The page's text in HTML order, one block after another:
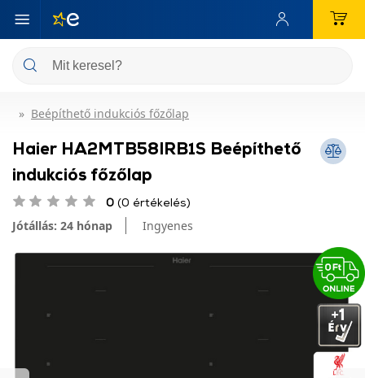
Beépíthető indukciós főzőlap
Haier HA2MTB58IRB1S Beépíthető
indukciós főzőlap
0 (0 értékelés)
Jótállás: 24 hónap Ingyenes